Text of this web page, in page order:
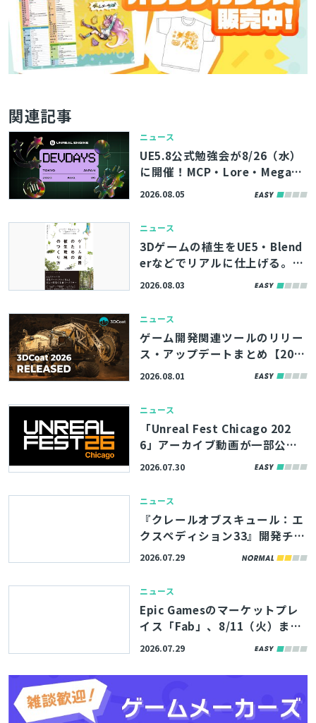
関連記事
ニュース
UE5.8公式勉強会が8/26（水）
に開催！MCP・Lore・MegaLi
ghtsなど、最新機能やツールの
着100名まで参加者募集中
2026.08.05
ニュース
3Dゲームの植生をUE5・Blend
erなどでリアルに仕上げる。書
籍『ゲーム背景のための植生環
2026.08.03
ニュース
ゲーム開発関連ツールのリリー
ス・アップデートまとめ【202
6/8/1】
2026.08.01
ニュース
「Unreal Fest Chicago 202
6」アーカイブ動画が一部公
開。UE5.8の新機能やバージョ
マンス最適化解説など
2026.07.30
ニュース
『クレールオブスキュール：エ
クスペディション33』開発チー
ムの講演資料4本が公開。シー
ント
2026.07.29
ニュース
Epic Gamesのマーケットプレ
イス「Fab」、8/11（火）まで
の期間限定で無料コンテンツを
イメージした環境アセットなど
2026.07.29